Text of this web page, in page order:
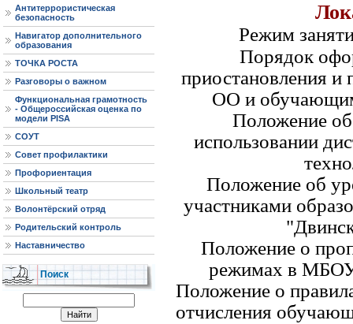
Антитеррористическая
безопасность
Навигатор дополнительного
образования
ТОЧКА РОСТА
Разговоры о важном
Функциональная грамотность
- Общероссийская оценка по
модели PISA
СОУТ
Совет профилактики
Профориентация
Школьный театр
Волонтёрский отряд
Родительский контроль
Наставничество
Поиск
Режим
Порядок
приостановления
ОО и
Положение
использовании
Положение об
участниками
Положение о
режимах в
Положение о
отчисления